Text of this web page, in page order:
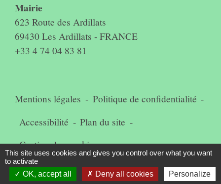
Mairie
623 Route des Ardillats
69430 Les Ardillats - FRANCE
+33 4 74 04 83 81
Mentions légales - Politique de confidentialité -
Accessibilité - Plan du site -
Gestion des cookies
Site créé en partenariat avec Réseau des Communes
This site uses cookies and gives you control over what you want
to activate
OK, accept all
Deny all cookies Personalize